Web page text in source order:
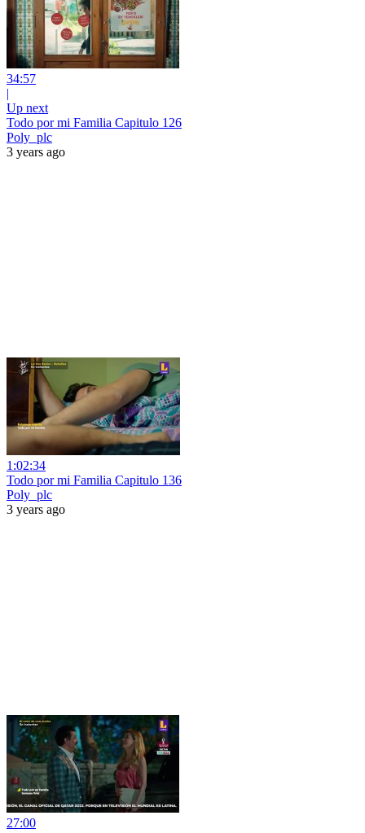
34:57
|
Up next
Todo por mi Familia Capitulo 126
Poly_plc
3 years ago
1:02:34
Todo por mi Familia Capitulo 136
Poly_plc
3 years ago
27:00